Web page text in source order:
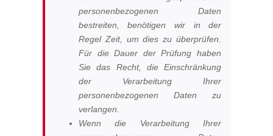
personenbezogenen Daten
bestreiten, benötigen wir in der
Regel Zeit, um dies zu überprüfen.
Für die Dauer der Prüfung haben
Sie das Recht, die Einschränkung
der Verarbeitung Ihrer
personenbezogenen Daten zu
verlangen.
Wenn die Verarbeitung Ihrer